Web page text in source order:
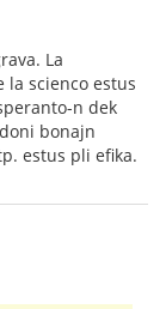
La
scienco estus
n dek
bonajn
estus pli efika.